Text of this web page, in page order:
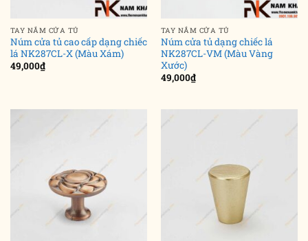
TAY NẮM CỬA TỦ
Núm cửa tủ cao cấp dạng chiếc
lá NK287CL-X (Màu Xám)
49,000₫
TAY NẮM CỬA TỦ
Núm cửa tủ dạng chiếc lá
NK287CL-VM (Màu Vàng
Xước)
49,000₫